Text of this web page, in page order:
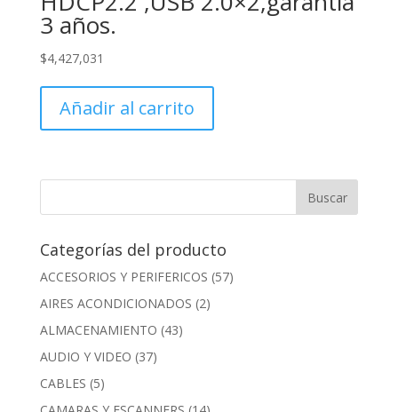
3 años.
$4,427,031
Añadir al carrito
Categorías del producto
ACCESORIOS Y PERIFERICOS (57)
AIRES ACONDICIONADOS (2)
ALMACENAMIENTO (43)
AUDIO Y VIDEO (37)
CABLES (5)